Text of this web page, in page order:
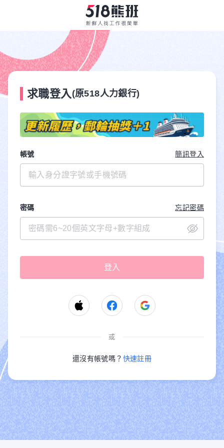
求職登入 (原518人力銀行)
帳號 簡訊登入
密碼 忘記密碼
或
還沒有帳號嗎？ 快速註冊